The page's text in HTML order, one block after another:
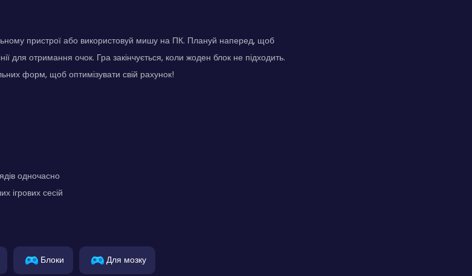
пристрої або використовуй мишу на ПК. Плануй наперед, щоб
для отримання очок. Гра закінчується, коли жоден блок не підходить.
форм, щоб оптимізувати свій рахунок!
одночасно
ігрових сесій
Блоки Для мозку